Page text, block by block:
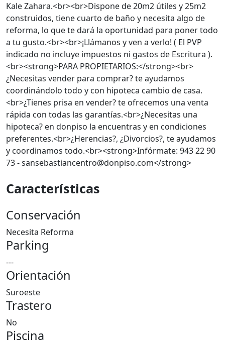
Kale Zahara.<br><br>Dispone de 20m2 útiles y 25m2
construidos, tiene cuarto de baño y necesita algo de
reforma, lo que te dará la oportunidad para poner todo
a tu gusto.<br><br>¡Llámanos y ven a verlo! ( El PVP
indicado no incluye impuestos ni gastos de Escritura ).
<br><strong>PARA PROPIETARIOS:</strong><br>
¿Necesitas vender para comprar? te ayudamos
coordinándolo todo y con hipoteca cambio de casa.
<br>¿Tienes prisa en vender? te ofrecemos una venta
rápida con todas las garantías.<br>¿Necesitas una
hipoteca? en donpiso la encuentras y en condiciones
preferentes.<br>¿Herencias?, ¿Divorcios?, te ayudamos
y coordinamos todo.<br><strong>Infórmate: 943 22 90
73 - sansebastiancentro@donpiso.com</strong>
Características
Conservación
Necesita Reforma
Parking
---
Orientación
Suroeste
Trastero
No
Piscina